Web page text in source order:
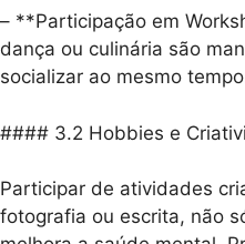
– **Participação em
dança ou culinária são
socializar ao mesmo
#### 3.2 Hobbies e
Participar de atividades
fotografia ou escrita, não